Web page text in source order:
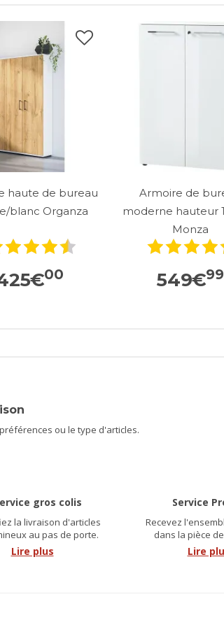
haute de bureau
blanc Organza
€00
Armoire de
moderne hauteur
Monza
549€99
ou le type d'articles.
gros colis
la livraison d'articles
au pas de porte.
Lire plus
Service
Recevez
dans la pièce
Lire